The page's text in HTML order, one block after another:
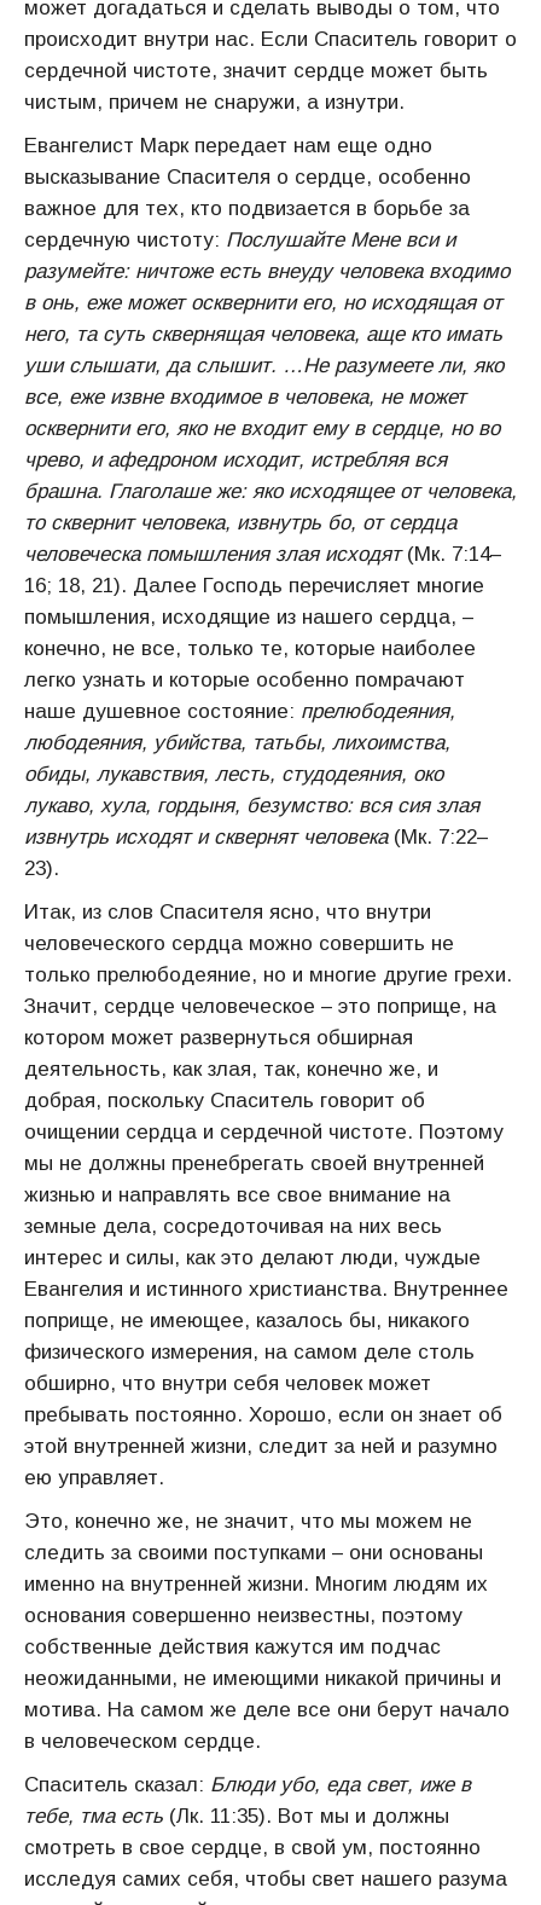
может догадаться и сделать выводы о том, что
происходит внутри нас. Если Спаситель говорит о
сердечной чистоте, значит сердце может быть
чистым, причем не снаружи, а изнутри.
Евангелист Марк передает нам еще одно
высказывание Спасителя о сердце, особенно
важное для тех, кто подвизается в борьбе за
сердечную чистоту: Послушайте Мене вси и
разумейте: ничтоже есть внеуду человека входимо
в онь, еже может осквернити его, но исходящая от
него, та суть сквернящая человека, аще кто имать
уши слышати, да слышит. …Не разумеете ли, яко
все, еже извне входимое в человека, не может
осквернити его, яко не входит ему в сердце, но во
чрево, и афедроном исходит, истребляя вся
брашна. Глаголаше же: яко исходящее от человека,
то сквернит человека, извнутрь бо, от сердца
человеческа помышления злая исходят(Мк. 7:14–
16; 18, 21). Далее Господь перечисляет многие
помышления, исходящие из нашего сердца, –
конечно, не все, только те, которые наиболее
легко узнать и которые особенно помрачают
наше душевное состояние: прелюбодеяния,
любодеяния, убийства, татьбы, лихоимства,
обиды, лукавствия, лесть, студодеяния, око
лукаво, хула, гордыня, безумство: вся сия злая
извнутрь исходят и сквернят человека(Мк. 7:22–
23).
Итак, из слов Спасителя ясно, что внутри
человеческого сердца можно совершить не
только прелюбодеяние, но и многие другие грехи.
Значит, сердце человеческое – это поприще, на
котором может развернуться обширная
деятельность, как злая, так, конечно же, и
добрая, поскольку Спаситель говорит об
очищении сердца и сердечной чистоте. Поэтому
мы не должны пренебрегать своей внутренней
жизнью и направлять все свое внимание на
земные дела, сосредоточивая на них весь
интерес и силы, как это делают люди, чуждые
Евангелия и истинного христианства. Внутреннее
поприще, не имеющее, казалось бы, никакого
физического измерения, на самом деле столь
обширно, что внутри себя человек может
пребывать постоянно. Хорошо, если он знает об
этой внутренней жизни, следит за ней и разумно
ею управляет.
Это, конечно же, не значит, что мы можем не
следить за своими поступками – они основаны
именно на внутренней жизни. Многим людям их
основания совершенно неизвестны, поэтому
собственные действия кажутся им подчас
неожиданными, не имеющими никакой причины и
мотива. На самом же деле все они берут начало
в человеческом сердце.
Спаситель сказал: Блюди убо, еда свет, иже в
тебе, тма есть (Лк. 11:35). Вот мы и должны
смотреть в свое сердце, в свой ум, постоянно
исследуя самих себя, чтобы свет нашего разума